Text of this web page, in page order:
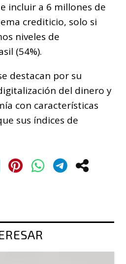
incluir a 6 millones de
crediticio, solo si
niveles de
(54%).
destacan por su
del dinero y
con características
sus índices de